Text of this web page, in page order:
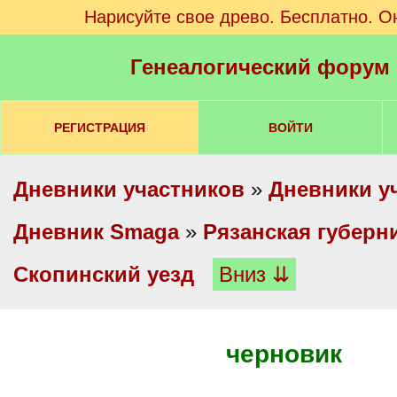
Нарисуйте свое древо. Бесплатно.
Генеалогический
РЕГИСТРАЦИЯ ВОЙТИ
Дневники участников » Дневники
Дневник Smaga» Рязанская
Скопинский уезд
Вниз ⇊
черновик